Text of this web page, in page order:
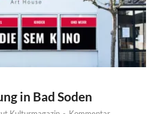
in Bad Soden